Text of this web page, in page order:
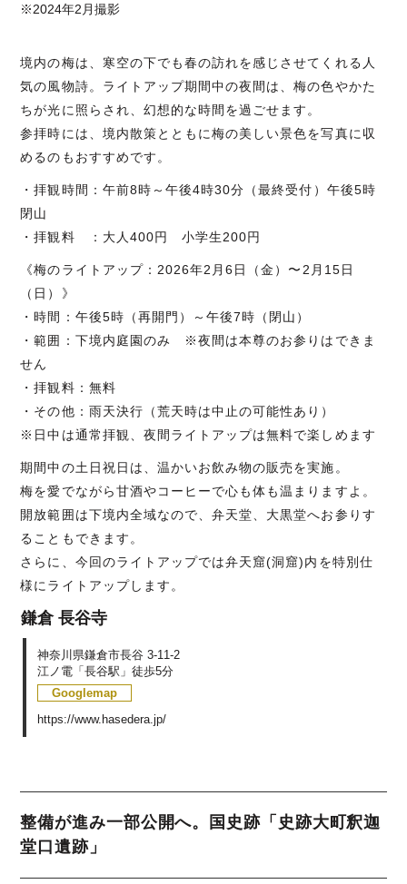
※2024年2月撮影
境内の梅は、寒空の下でも春の訪れを感じさせてくれる人
気の風物詩。ライトアップ期間中の夜間は、梅の色やかた
ちが光に照らされ、幻想的な時間を過ごせます。
参拝時には、境内散策とともに梅の美しい景色を写真に収
めるのもおすすめです。
・拝観時間：午前8時～午後4時30分（最終受付）午後5時
閉山
・拝観料 ：大人400円 小学生200円
《梅のライトアップ：2026年2月6日（金）〜2月15日
（日）》
・時間：午後5時（再開門）～午後7時（閉山）
・範囲：下境内庭園のみ ※夜間は本尊のお参りはできま
せん
・拝観料：無料
・その他：雨天決行（荒天時は中止の可能性あり）
※日中は通常拝観、夜間ライトアップは無料で楽しめます
期間中の土日祝日は、温かいお飲み物の販売を実施。
梅を愛でながら甘酒やコーヒーで心も体も温まりますよ。
開放範囲は下境内全域なので、弁天堂、大黒堂へお参りす
ることもできます。
さらに、今回のライトアップでは弁天窟(洞窟)内を特別仕
様にライトアップします。
鎌倉 長谷寺
神奈川県鎌倉市長谷 3-11-2
江ノ電「長谷駅」徒歩5分
Googlemap
https://www.hasedera.jp/
整備が進み一部公開へ。国史跡「史跡大町釈迦
堂口遺跡」